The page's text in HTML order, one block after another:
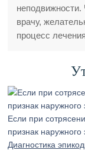
врачу,
процесс
Если при
признак наружного
Диагностика